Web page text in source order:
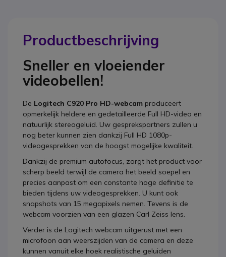
Productbeschrijving
Sneller en vloeiender
videobellen!
De Logitech C920 Pro HD-webcam produceert
opmerkelijk heldere en gedetailleerde Full HD-video en
natuurlijk stereogeluid. Uw gesprekspartners zullen u
nog beter kunnen zien dankzij Full HD 1080p-
videogesprekken van de hoogst mogelijke kwaliteit.
Dankzij de premium autofocus, zorgt het product voor
scherp beeld terwijl de camera het beeld soepel en
precies aanpast om een constante hoge definitie te
bieden tijdens uw videogesprekken. U kunt ook
snapshots van 15 megapixels nemen. Tevens is de
webcam voorzien van een glazen Carl Zeiss lens.
Verder is de Logitech webcam uitgerust met een
microfoon aan weerszijden van de camera en deze
kunnen vanuit elke hoek realistische geluiden